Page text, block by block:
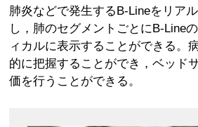
肺炎などで発生するB-Lineをリア
し，肺のセグメントごとにB-Line
ィカルに表示することができる。
的に把握することができ，ベッド
価を行うことができる。